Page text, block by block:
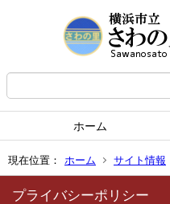
ホーム
現在位置： ホーム サイト情報
プライバシーポリシー